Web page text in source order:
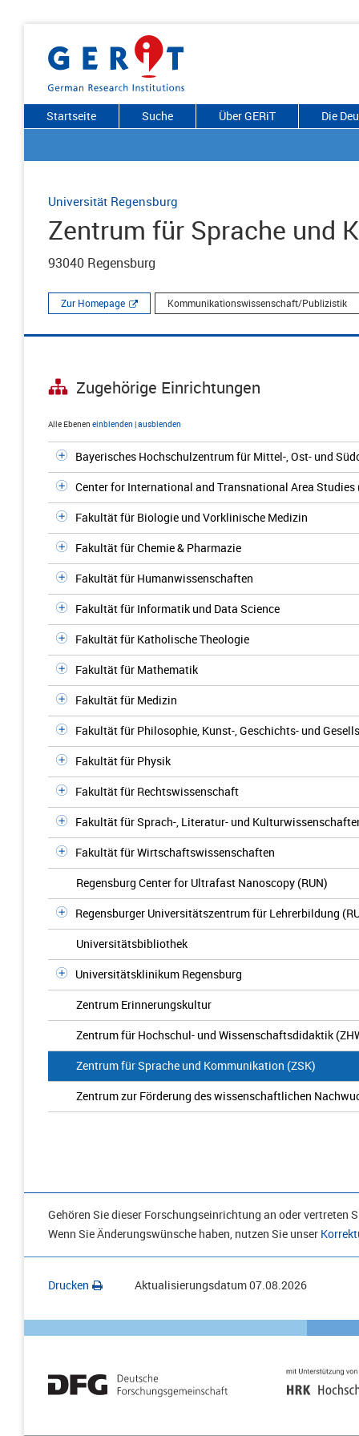
Startseite Suche Über GERiT Die
Universität Regensburg
Zentrum für Sprache und
93040 Regensburg
Zur Homepage Kommunikationswissenschaft/Publizistik
Zugehörige Einrichtungen
Alle Ebenen einblenden |ausblenden
Bayerisches Hochschulzentrum für Mittel-, Ost- und
Center for International and Transnational Area Studies
Fakultät für Biologie und Vorklinische Medizin
Fakultät für Chemie & Pharmazie
Fakultät für Humanwissenschaften
Fakultät für Informatik und Data Science
Fakultät für Katholische Theologie
Fakultät für Mathematik
Fakultät für Medizin
Fakultät für Philosophie, Kunst-, Geschichts- und
Fakultät für Physik
Fakultät für Rechtswissenschaft
Fakultät für Sprach-, Literatur- und
Fakultät für Wirtschaftswissenschaften
Regensburg Center for Ultrafast Nanoscopy (RUN)
Regensburger Universitätszentrum für Lehrerbildung
Universitätsbibliothek
Universitätsklinikum Regensburg
Zentrum Erinnerungskultur
Zentrum für Hochschul- und Wissenschaftsdidaktik
Zentrum für Sprache und Kommunikation (ZSK)
Zentrum zur Förderung des wissenschaftlichen
Gehören Sie dieser Forschungseinrichtung an oder vertreten
Wenn Sie Änderungswünsche haben, nutzen Sie unser
Drucken Aktualisierungsdatum07.08.2026